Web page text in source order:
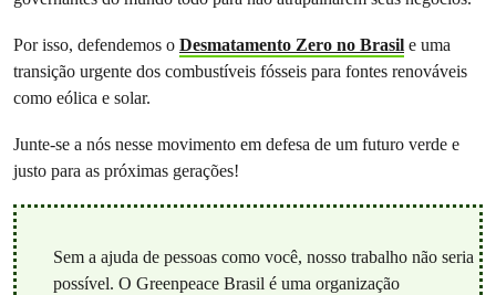
Por isso, defendemos o Desmatamento Zero no Brasil e uma
transição urgente dos combustíveis fósseis para fontes renováveis
como eólica e solar.
Junte-se a nós nesse movimento em defesa de um futuro verde e
justo para as próximas gerações!
Sem a ajuda de pessoas como você, nosso trabalho não seria
possível. O Greenpeace Brasil é uma organização